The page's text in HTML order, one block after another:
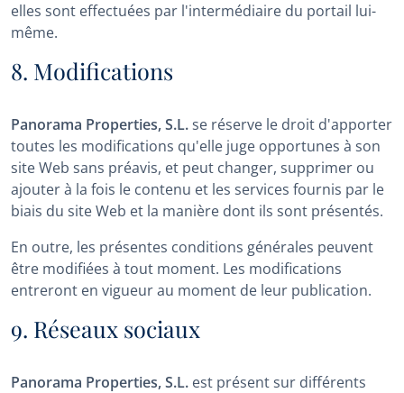
elles sont effectuées par l'intermédiaire du portail lui-
même.
8. Modifications
Panorama Properties, S.L.se réserve le droit d'apporter
toutes les modifications qu'elle juge opportunes à son
site Web sans préavis, et peut changer, supprimer ou
ajouter à la fois le contenu et les services fournis par le
biais du site Web et la manière dont ils sont présentés.
En outre, les présentes conditions générales peuvent
être modifiées à tout moment. Les modifications
entreront en vigueur au moment de leur publication.
9. Réseaux sociaux
Panorama Properties, S.L. est présent sur différents